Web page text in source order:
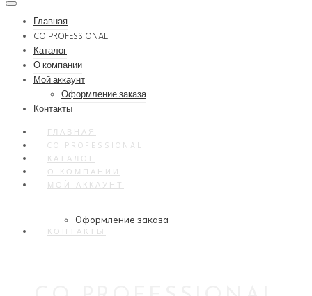
Главная
CO PROFESSIONAL
Каталог
О компании
Мой аккаунт
Оформление заказа
Контакты
ГЛАВНАЯ
CO PROFESSIONAL
КАТАЛОГ
О КОМПАНИИ
МОЙ АККАУНТ
Оформление заказа
КОНТАКТЫ